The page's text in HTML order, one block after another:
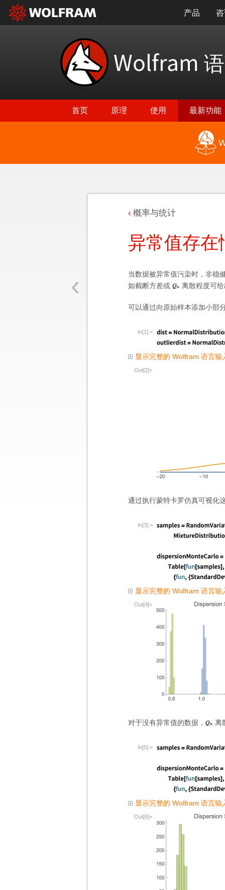
产品
Wolfram
首页 原理 使用 最新功能
‹
概率与统计
异常值存在
当数据被异常值污染时，非稳
如截断方差或
离散程度可
可以通过向原始样本添加小部
In[1]:=
显示完整的 Wolfram 语言输
Out[2]=
通过执行蒙特卡罗仿真可视化
In[3]:=
显示完整的 Wolfram 语言输
Out[4]=
对于没有异常值的数据， 离
In[5]:=
显示完整的 Wolfram 语言输
Out[6]=